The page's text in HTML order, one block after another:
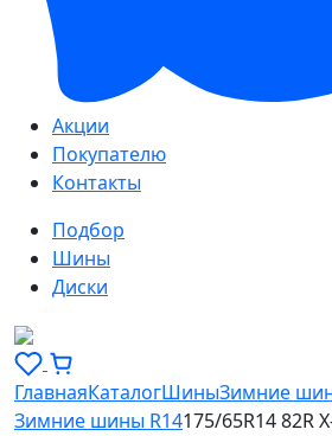
Акции
Покупателю
Контакты
Подбор
Шины
Диски
ГлавнаяКаталогШиныЗимние
Зимние шины R14175/65R14 82R